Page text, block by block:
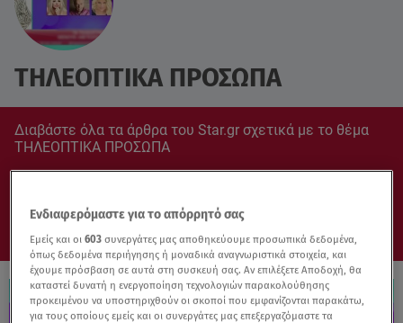
ΤΗΛΕΟΠΤΙΚΑ ΠΡΟΣΩΠΑ
Διαβάστε όλα τα άρθρα του Star.gr σχετικά με το θέμα
ΤΗΛΕΟΠΤΙΚΑ ΠΡΟΣΩΠΑ
Ενδιαφερόμαστε για το απόρρητό σας
Εμείς και οι603 συνεργάτες μας αποθηκεύουμε προσωπικά δεδομένα,
όπως δεδομένα περιήγησης ή μοναδικά αναγνωριστικά στοιχεία, και
έχουμε πρόσβαση σε αυτά στη συσκευή σας. Αν επιλέξετε Αποδοχή, θα
καταστεί δυνατή η ενεργοποίηση τεχνολογιών παρακολούθησης
προκειμένου να υποστηριχθούν οι σκοποί που εμφανίζονται παρακάτω,
για τους οποίους εμείς και οι συνεργάτες μας επεξεργαζόμαστε τα